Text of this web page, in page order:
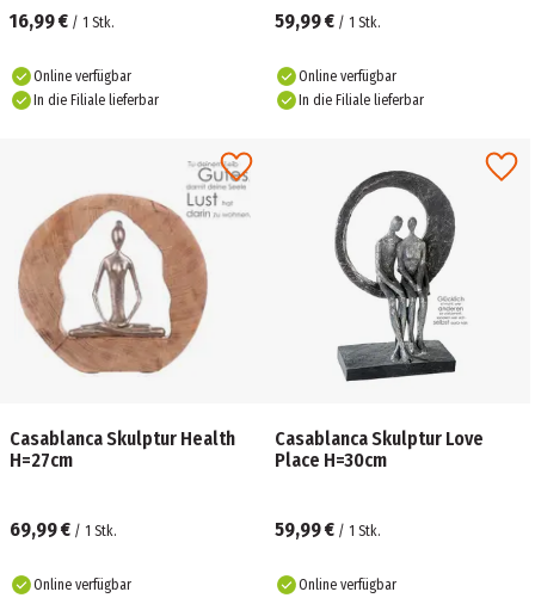
16,99 € / 1 Stk.
Online verfügbar
In die Filiale lieferbar
59,99 € / 1 Stk.
Online verfügbar
In die Filiale lieferbar
Casablanca Skulptur Health
H=27cm
69,99 € / 1 Stk.
Online verfügbar
Casablanca Skulptur Love
Place H=30cm
59,99 € / 1 Stk.
Online verfügbar